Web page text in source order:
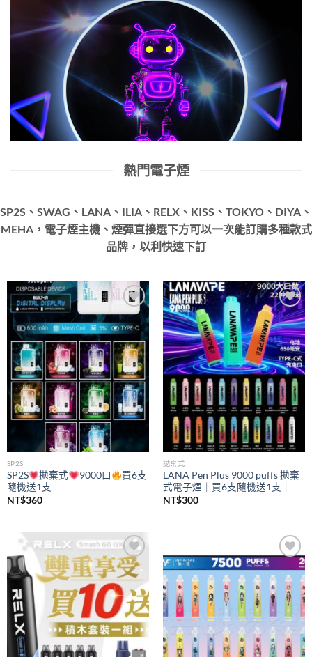
熱門電子煙
SP2S、SWAG、LANA、ILIA、RELX、KISS、TOKYO、DIYA、
MEHA，電子煙主機、煙彈直接選下方可以一次能訂購多種款式
品牌，以利快速下訂
Add to
wishlist
SP2S
SP2S 拋棄式 9000口
買6支
隨機送1支
NT$360
Add to
wishlist
拋棄式
LANA Pen Plus 9000 puffs 拋棄
式電子煙｜買6支隨機送1支｜
NT$300
Add to
wishlist
Add to
wishlist